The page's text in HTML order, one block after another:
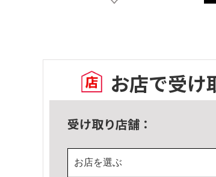
お店で受け
受け取り店舗：
お店を選ぶ